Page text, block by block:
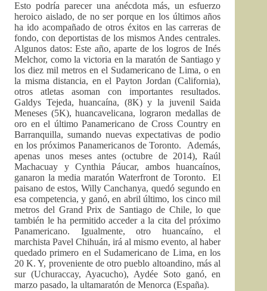
Esto podría parecer una anécdota más, un esfuerzo
heroico aislado, de no ser porque en los últimos años
ha ido acompañado de otros éxitos en las carreras de
fondo, con deportistas de los mismos Andes centrales.
Algunos datos: Este año, aparte de los logros de Inés
Melchor, como la victoria en la maratón de Santiago y
los diez mil metros en el Sudamericano de Lima, o en
la misma distancia, en el Payton Jordan (California),
otros atletas asoman con importantes resultados.
Galdys Tejeda, huancaína, (8K) y la juvenil Saida
Meneses (5K), huancavelicana, lograron medallas de
oro en el último Panamericano de Cross Country en
Barranquilla, sumando nuevas expectativas de podio
en los próximos Panamericanos de Toronto. Además,
apenas unos meses antes (octubre de 2014), Raúl
Machacuay y Cynthia Páucar, ambos huancaínos,
ganaron la media maratón Waterfront de Toronto. El
paisano de estos, Willy Canchanya, quedó segundo en
esa competencia, y ganó, en abril último, los cinco mil
metros del Grand Prix de Santiago de Chile, lo que
también le ha permitido acceder a la cita del próximo
Panamericano. Igualmente, otro huancaíno, el
marchista Pavel Chihuán, irá al mismo evento, al haber
quedado primero en el Sudamericano de Lima, en los
20 K. Y, proveniente de otro pueblo altoandino, más al
sur (Uchuraccay, Ayacucho), Aydée Soto ganó, en
marzo pasado, la ultamaratón de Menorca (España).